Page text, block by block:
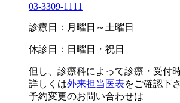
03-3309-1111
診療日：月曜日～土曜日
休診日：日曜日・祝日
但し、診療科によって診療・受付
詳しくは外来担当医表をご確認下
予約変更のお問い合わせは